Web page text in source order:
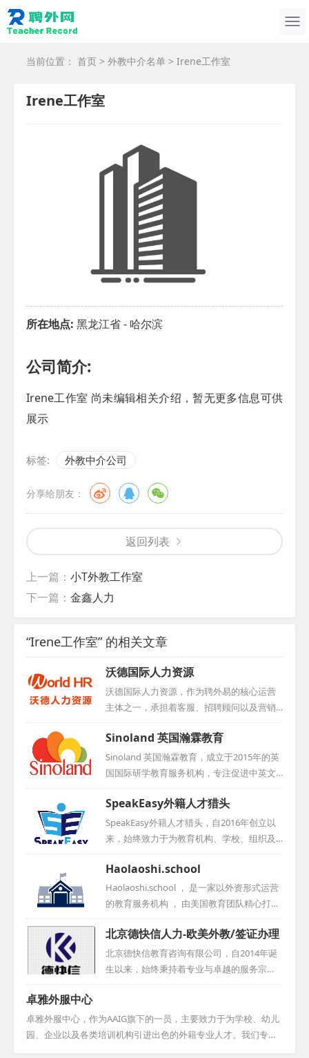
当前位置： 首页 > 外教中介名单 > Irene工作室
Irene工作室
所在地点: 黑龙江省 - 哈尔滨
公司简介:
Irene工作室 尚未编辑相关介绍，暂无更多信息可供
展示
标签: 外教中介公司
分享给朋友：
返回列表
上一篇： 小T外教工作室
下一篇： 金鑫人力
“Irene工作室” 的相关文章
沃德国际人力资源
沃德国际人力资源，作为聘外易的核心运营
主体之一，承担着客服、招聘顾问以及营销
团队等多重职责。凭借其在人力资源领域的
卓越表现，公司于2016年荣获中国互联网人
才招聘行业优秀示范企业称号，同时积极与
学校展开合作，为行业输送优秀人才。...
Sinoland 英国瀚霖教育
Sinoland 英国瀚霖教育，成立于2015年的英
国国际研学教育服务机构，专注促进中英文
化教育交流。其业务涵盖研学项目运作、地
接服务及教育咨询，提供定制研学、教师培
训和留学项目。凭借卓越表现，赢得良好口
碑，年接待学员近500人次。作为English UK
认证会员，多次亮相国际峰会，展示专业实
力。Sinoland拥有丰富教育资源，提供全方
位、高质量的教育服务。...
SpeakEasy外籍人才猎头
SpeakEasy外籍人才猎头，自2016年创立以
来，始终致力于为教育机构、学校、组织及
个人提供全面的人力与教育资源咨询服务。
团队骨干成员在国际教育领域深耕细作，拥
有超过十年的丰富经验，并建立了广泛的外
籍教师资源及招聘网络。尽管成立时间尚
短，但凭借卓越的信誉和专业的服务，思悦
教育已赢得了众多知名机构与个人的青睐，
包括新东方、华尔街、流利英语、芝麻街英
语等，并与他们签订了长期服务协议。我们
始终坚守诚信为本，坚持提供个性化服务，
创美好未来。...
Haolaoshi.school
Haolaoshi.school ， 是一家以外资形式运营
的教育服务机构 ， 由美国教育团队精心打造
， 总部位于香港 。 其主要业务聚焦于协助中
国学校招聘外籍教师 ， 以充分满足教学需求
。 此外 ， 为更好地服务外籍教师 ， 公司在
重庆设立了分支机构 ， 提供全方位的支持 。
线上平台Haolaoshi . school的推出 ， 旨在为
供TEFL证书培训服务 。 该公司运营模式类似
猎头公司 ， 旨在确保外教符合学校各项要求
北京德快信人力-欧美外教/签证办理
北京德快信教育咨询有限公司，自2014年诞
生以来，始终秉持着专业与卓越的服务宗
旨。公司前身是北京博然智学教育科技有限
最终蜕变成为如今的名字——北京德快信教
育咨询有限公司。这家公司致力于成为一家
卓雅外服中心
卓雅外服中心，作为AAIG旗下的一员，主要致力于为学校、幼儿
园、企业以及各类培训机构引进出色的外籍专业人才。我们专注